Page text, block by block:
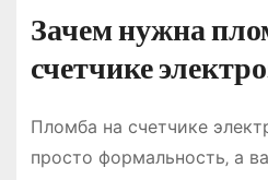
Зачем нужна
счетчике
Пломба на счетчике
просто формальность‚ а